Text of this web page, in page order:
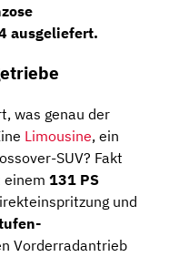
ausgeliefert.
was genau der
Limousine, ein
SUV? Fakt
einem 131 PS
und
Vorderradantrieb